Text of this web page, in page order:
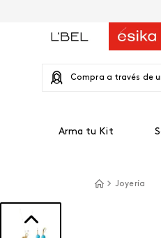
Compra a través de
Arma tu Kit
Joyería